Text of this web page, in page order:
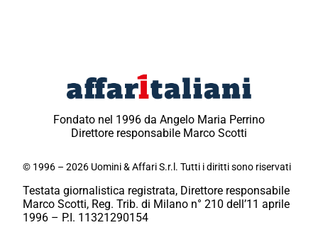
Fondato nel 1996 da Angelo Maria Perrino
Direttore responsabile Marco Scotti
© 1996 – 2026 Uomini & Affari S.r.l. Tutti i diritti sono riservati
Testata giornalistica registrata, Direttore responsabile
Marco Scotti, Reg. Trib. di Milano n° 210 dell’11 aprile
1996 – P.I. 11321290154